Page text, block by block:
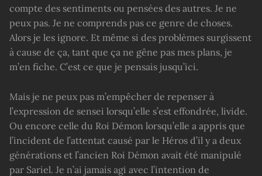
compte des sentiments ou pensées des autres. Je ne
peux pas. Je ne comprends pas ce genre de choses.
Alors je les ignore. Et même si des problèmes surgissent
à cause de ça, tant que ça ne gêne pas mes plans, je
m’en fiche. C’est ce que je pensais jusqu’ici.
Mais je ne peux pas m’empêcher de repenser à
l’expression de sensei lorsqu’elle s’est effondrée, livide.
Ou encore celle du Roi Démon lorsqu’elle a appris que
l’incident de l’attentat causé par le Héros d’il y a deux
générations et l’ancien Roi Démon avait été manipulé
par Sariel. Je n’ai jamais agi avec l’intention de